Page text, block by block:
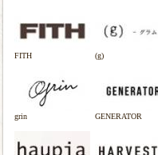
FITH (g)
grin GENERATOR